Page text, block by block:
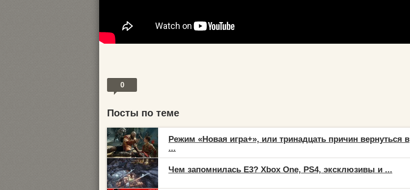
0
Посты по теме
Режим «Новая игра+», или тринадцать причин вернуться в
...
Чем запомнилась E3? Xbox One, PS4, эксклюзивы и ...